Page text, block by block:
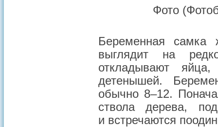
Фото
Беременная самка
выглядит на
откладывают
детенышей.
обычно 8–12.
ствола дерева,
и встречаются